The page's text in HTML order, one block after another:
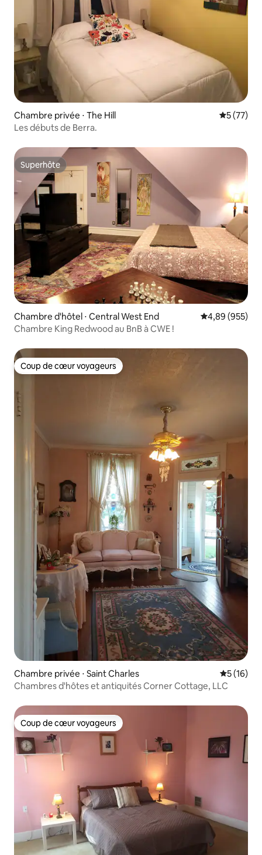
Chambre privée ⋅ The Hill
5 (77)
Les débuts de Berra.
Superhôte
Superhôte
Chambre d'hôtel ⋅ Central West End Évaluation
4,89 (955)
Chambre King Redwood au BnB à CWE !
Coup de cœur voyageurs
Coup de cœur voyageurs
Chambre privée ⋅ Saint Charles
5 (16)
Chambres d'hôtes et antiquités Corner Cottage, LLC
Coup de cœur voyageurs
Coup de cœur voyageurs